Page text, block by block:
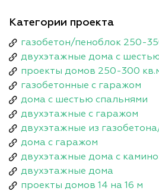
Категории проекта
газобетон/пеноблок 250-
двухэтажные дома с
проекты домов 250-300
газобетонные с гаражом
дома с шестью спальнями
двухэтажные с гаражом
двухэтажные из
дома с гаражом
двухэтажные дома с
двухэтажные дома
проекты домов 14 на 16 м